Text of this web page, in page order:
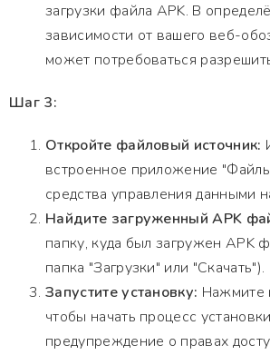
загрузки файла APK. В
зависимости от вашего веб-
может потребоваться
Шаг 3:
Откройте файловый источник:
встроенное приложение
средства управления данными
Найдите загруженный APK
папку, куда был загружен APK
папка "Загрузки" или "Скачать").
Запустите установку: Нажмите
чтобы начать процесс
предупреждение о правах